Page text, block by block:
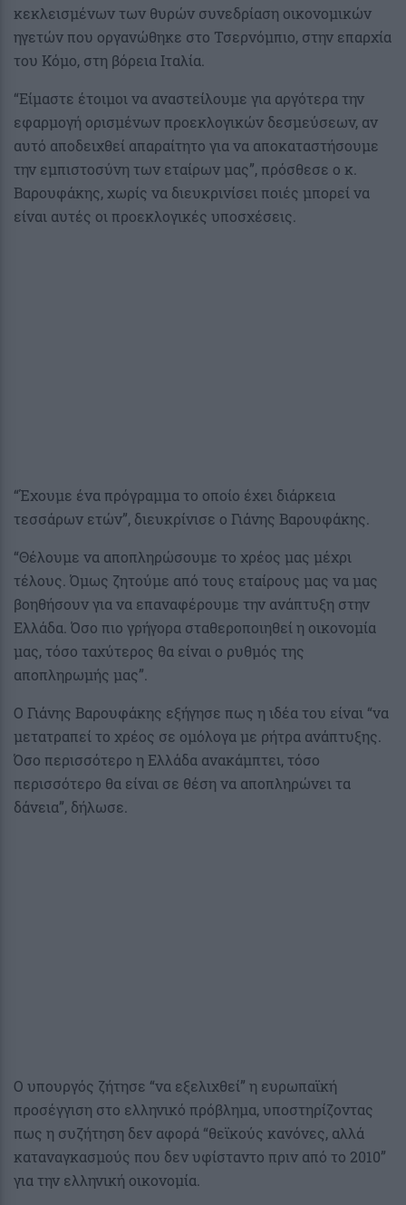
κεκλεισμένων των θυρών συνεδρίαση οικονομικών
ηγετών που οργανώθηκε στο Τσερνόμπιο, στην επαρχία
του Κόμο, στη βόρεια Ιταλία.
“Είμαστε έτοιμοι να αναστείλουμε για αργότερα την
εφαρμογή ορισμένων προεκλογικών δεσμεύσεων, αν
αυτό αποδειχθεί απαραίτητο για να αποκαταστήσουμε
την εμπιστοσύνη των εταίρων μας”, πρόσθεσε ο κ.
Βαρουφάκης, χωρίς να διευκρινίσει ποιές μπορεί να
είναι αυτές οι προεκλογικές υποσχέσεις.
“Έχουμε ένα πρόγραμμα το οποίο έχει διάρκεια
τεσσάρων ετών”, διευκρίνισε ο Γιάνης Βαρουφάκης.
“Θέλουμε να αποπληρώσουμε το χρέος μας μέχρι
τέλους. Όμως ζητούμε από τους εταίρους μας να μας
βοηθήσουν για να επαναφέρουμε την ανάπτυξη στην
Ελλάδα. Όσο πιο γρήγορα σταθεροποιηθεί η οικονομία
μας, τόσο ταχύτερος θα είναι ο ρυθμός της
αποπληρωμής μας”.
Ο Γιάνης Βαρουφάκης εξήγησε πως η ιδέα του είναι “να
μετατραπεί το χρέος σε ομόλογα με ρήτρα ανάπτυξης.
Όσο περισσότερο η Ελλάδα ανακάμπτει, τόσο
περισσότερο θα είναι σε θέση να αποπληρώνει τα
δάνεια”, δήλωσε.
Ο υπουργός ζήτησε “να εξελιχθεί” η ευρωπαϊκή
προσέγγιση στο ελληνικό πρόβλημα, υποστηρίζοντας
πως η συζήτηση δεν αφορά “θεϊκούς κανόνες, αλλά
καταναγκασμούς που δεν υφίσταντο πριν από το 2010”
για την ελληνική οικονομία.